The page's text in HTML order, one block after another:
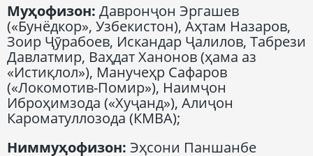
Муҳофизон: Давронҷон Эргашев
(«Бунёдкор», Узбекистон), Аҳтам Назаров,
Зоир Ҷӯрабоев, Искандар Ҷалилов, Табрези
Давлатмир, Ваҳдат Ханонов (ҳама аз
«Истиқлол»), Манучеҳр Сафаров
(«Локомотив-Помир»), Наимҷон
Иброҳимзода («Хуҷанд»), Алиҷон
Кароматуллозода (КМВА);
Ниммуҳофизон: Эҳсони Паншанбе